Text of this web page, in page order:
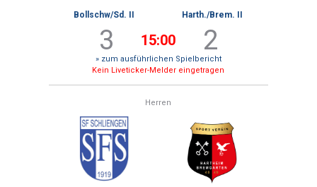
Bollschw/Sd. II Harth./Brem. II
3 15:00 2
» zum ausführlichen Spielbericht
Kein Liveticker-Melder eingetragen
Herren